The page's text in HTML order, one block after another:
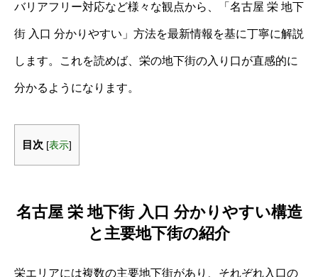
バリアフリー対応など様々な観点から、「名古屋 栄 地下
街 入口 分かりやすい」方法を最新情報を基に丁寧に解説
します。これを読めば、栄の地下街の入り口が直感的に
分かるようになります。
目次 [表示]
名古屋 栄 地下街 入口 分かりやすい構造
と主要地下街の紹介
栄エリアには複数の主要地下街があり、それぞれ入口の